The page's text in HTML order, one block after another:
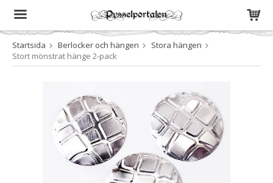
Produkten har blivit tillagd i varukorgen
Startsida Berlocker och hängen
Stora hängen
Stort mönstrat hänge 2-pack